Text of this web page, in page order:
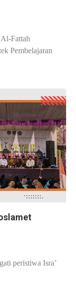
Fattah
Pembelajaran
peristiwa Isra’